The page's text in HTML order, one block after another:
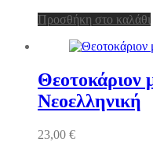
Προσθήκη στο καλάθι
Θεοτοκάριον
Νεοελληνική
23,00 €